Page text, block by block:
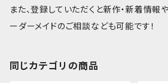
また、登録していただくと新作・新着情報
ーダーメイドのご相談なども可能です！
同じカテゴリの商品